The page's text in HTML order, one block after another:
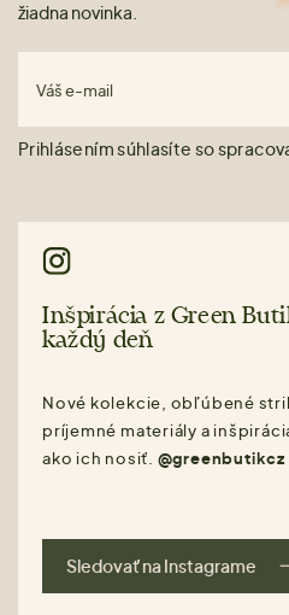
žiadna novinka.
Váš e-mail
Prihlásením súhlasíte so
Inšpirácia z Green
každý deň
Nové kolekcie, obľúbené
príjemné materiály a
ako ich nosiť. @greenbutikcz
Sledovať na Instagrame